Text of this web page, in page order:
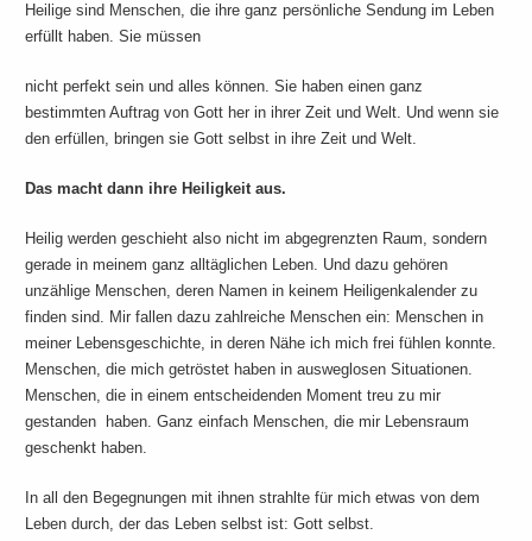
Heilige sind Menschen, die ihre ganz persönliche Sendung im Leben
erfüllt haben. Sie müssen
nicht perfekt sein und alles können. Sie haben einen ganz
bestimmten Auftrag von Gott her in ihrer Zeit und Welt. Und wenn sie
den erfüllen, bringen sie Gott selbst in ihre Zeit und Welt.
Das macht dann ihre Heiligkeit aus.
Heilig werden geschieht also nicht im abgegrenzten Raum, sondern
gerade in meinem ganz alltäglichen Leben. Und dazu gehören
unzählige Menschen, deren Namen in keinem Heiligenkalender zu
finden sind. Mir fallen dazu zahlreiche Menschen ein: Menschen in
meiner Lebensgeschichte, in deren Nähe ich mich frei fühlen konnte.
Menschen, die mich getröstet haben in ausweglosen Situationen.
Menschen, die in einem entscheidenden Moment treu zu mir
gestanden haben. Ganz einfach Menschen, die mir Lebensraum
geschenkt haben.
In all den Begegnungen mit ihnen strahlte für mich etwas von dem
Leben durch, der das Leben selbst ist: Gott selbst.